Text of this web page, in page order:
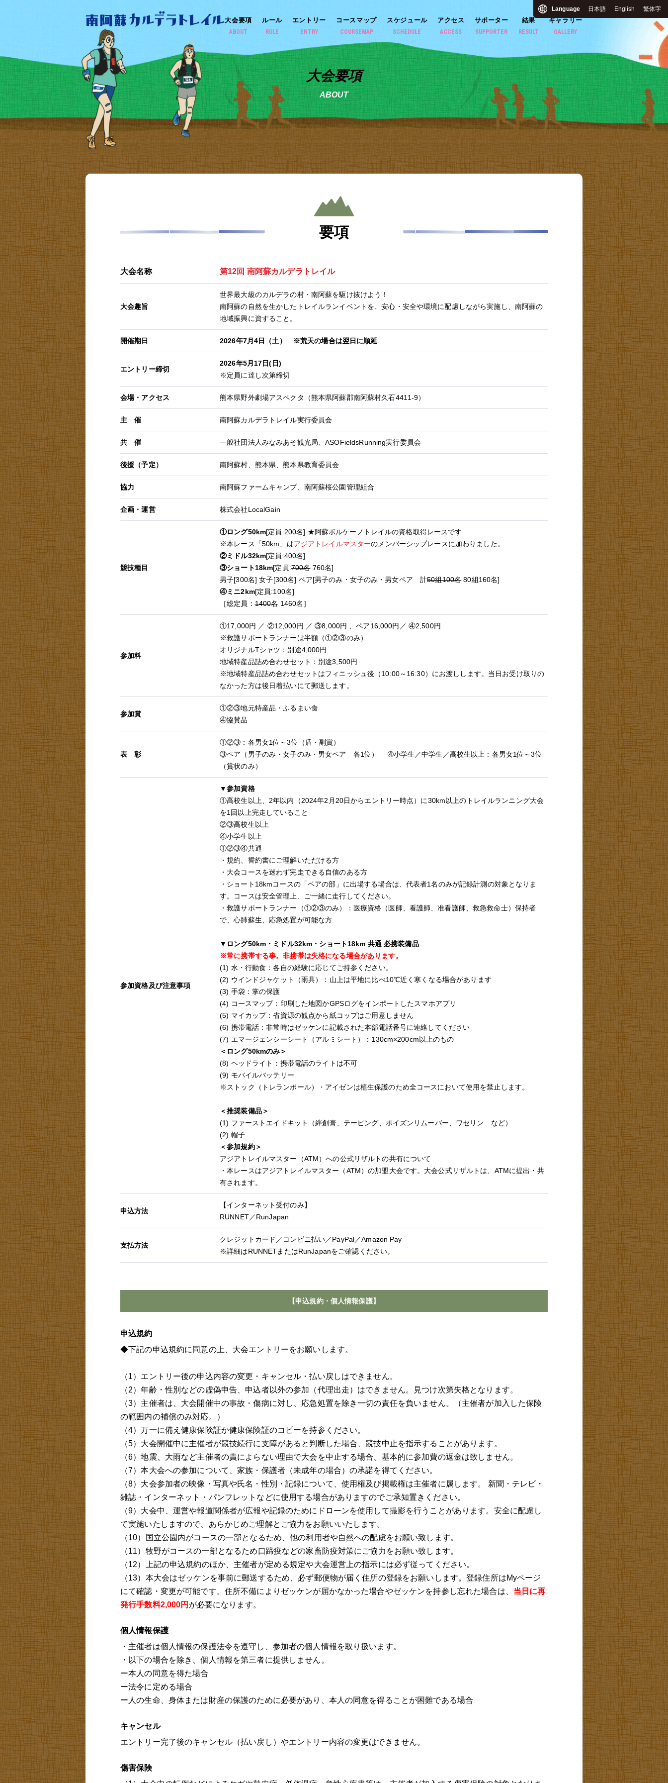
大会要項
ABOUT
ルール
RULE
エントリー
ENTRY
コースマップ
COURSEMAP
スケジュール
SCHEDULE
アクセス
ACCESS
サポーター
SUPPORTER
結果
RESULT
ギャラリー
GALLERY
Language 日本語 English 繁体字
大会要項
ABOUT
要項
大会名称 第12回 南阿蘇カルデラトレイル
大会趣旨
世界最大級のカルデラの村・南阿蘇を駆け抜けよう！
南阿蘇の自然を生かしたトレイルランイベントを、安心・安全や環境に配慮しながら実施し、南阿蘇の
地域振興に資すること。
開催期日 2026年7月4日（土） ※荒天の場合は翌日に順延
エントリー締切
2026年5月17日(日)
※定員に達し次第締切
会場・アクセス 熊本県野外劇場アスペクタ（熊本県阿蘇郡南阿蘇村久石4411-9）
主 催 南阿蘇カルデラトレイル実行委員会
共 催 一般社団法人みなみあそ観光局、ASOFieldsRunning実行委員会
後援（予定） 南阿蘇村、熊本県、熊本県教育委員会
協力 南阿蘇ファームキャンプ、南阿蘇桜公園管理組合
企画・運営 株式会社LocalGain
競技種目
①ロング50km[定員:200名] ★阿蘇ボルケーノトレイルの資格取得レースです
※本レース「50km」はアジアトレイルマスターのメンバーシップレースに加わりました。
②ミドル32km[定員:400名]
③ショート18km[定員:700名760名]
男子[300名] 女子[300名] ペア[男子のみ・女子のみ・男女ペア 計50組100名80組160名]
④ミニ2km[定員:100名]
［総定員：1400名1460名］
参加料
①17,000円 ／ ②12,000円 ／ ③8,000円 、ペア16,000円／ ④2,500円
※救護サポートランナーは半額（①②③のみ）
オリジナルTシャツ：別途4,000円
地域特産品詰め合わせセット：別途3,500円
※地域特産品詰め合わせセットはフィニッシュ後（10:00～16:30）にお渡しします。当日お受け取りの
なかった方は後日着払いにて郵送します。
参加賞
①②③地元特産品・ふるまい食
④協賛品
表 彰
①②③：各男女1位～3位（盾・副賞）
③ペア（男子のみ・女子のみ・男女ペア 各1位） ➃小学生／中学生／高校生以上：各男女1位～3位
（賞状のみ）
参加資格及び注意事項
▼参加資格
①高校生以上、2年以内（2024年2月20日からエントリー時点）に30km以上のトレイルランニング大会
を1回以上完走していること
②③高校生以上
④小学生以上
①②③④共通
・規約、誓約書にご理解いただける方
・大会コースを迷わず完走できる自信のある方
・ショート18kmコースの「ペアの部」に出場する場合は、代表者1名のみが記録計測の対象となりま
す。コースは安全管理上、ご一緒に走行してください。
・救護サポートランナー（①②③のみ）：医療資格（医師、看護師、准看護師、救急救命士）保持者
で、心肺蘇生、応急処置が可能な方
▼ロング50km・ミドル32km・ショート18km 共通 必携装備品
※常に携帯する事。非携帯は失格になる場合があります。
(1) 水・行動食：各自の経験に応じてご持参ください。
(2) ウインドジャケット（雨具）：山上は平地に比べ10℃近く寒くなる場合があります
(3) 手袋：掌の保護
(4) コースマップ：印刷した地図かGPSログをインポートしたスマホアプリ
(5) マイカップ：省資源の観点から紙コップはご用意しません
(6) 携帯電話：非常時はゼッケンに記載された本部電話番号に連絡してください
(7) エマージェンシーシート（アルミシート）：130cm×200cm以上のもの
＜ロング50kmのみ＞
(8) ヘッドライト：携帯電話のライトは不可
(9) モバイルバッテリー
※ストック（トレランポール）・アイゼンは植生保護のため全コースにおいて使用を禁止します。
＜推奨装備品＞
(1) ファーストエイドキット（絆創膏、テーピング、ポイズンリムーバー、ワセリン など）
(2) 帽子
＜参加規約＞
アジアトレイルマスター（ATM）への公式リザルトの共有について
・本レースはアジアトレイルマスター（ATM）の加盟大会です。大会公式リザルトは、ATMに提出・共
有されます。
申込方法
【インターネット受付のみ】
RUNNET／RunJapan
支払方法
クレジットカード／コンビニ払い／PayPal／Amazon Pay
※詳細はRUNNETまたはRunJapanをご確認ください。
【申込規約・個人情報保護】
申込規約
◆下記の申込規約に同意の上、大会エントリーをお願いします。
（1）エントリー後の申込内容の変更・キャンセル・払い戻しはできません。
（2）年齢・性別などの虚偽申告、申込者以外の参加（代理出走）はできません。見つけ次第失格となります。
（3）主催者は、大会開催中の事故・傷病に対し、応急処置を除き一切の責任を負いません。（主催者が加入した保険
の範囲内の補償のみ対応。）
（4）万一に備え健康保険証か健康保険証のコピーを持参ください。
（5）大会開催中に主催者が競技続行に支障があると判断した場合、競技中止を指示することがあります。
（6）地震、大雨など主催者の責によらない理由で大会を中止する場合、基本的に参加費の返金は致しません。
（7）本大会への参加について、家族・保護者（未成年の場合）の承諾を得てください。
（8）大会参加者の映像・写真や氏名・性別・記録について、使用権及び掲載権は主催者に属します。 新聞・テレビ・
雑誌・インターネット・パンフレットなどに使用する場合がありますのでご承知置きください。
（9）大会中、運営や報道関係者が広報や記録のためにドローンを使用して撮影を行うことがあります。安全に配慮し
て実施いたしますので、あらかじめご理解とご協力をお願いいたします。
（10）国立公園内がコースの一部となるため、他の利用者や自然への配慮をお願い致します。
（11）牧野がコースの一部となるため口蹄疫などの家畜防疫対策にご協力をお願い致します。
（12）上記の申込規約のほか、主催者が定める規定や大会運営上の指示には必ず従ってください。
（13）本大会はゼッケンを事前に郵送するため、必ず郵便物が届く住所の登録をお願いします。登録住所はMyページ
にて確認・変更が可能です。住所不備によりゼッケンが届かなかった場合やゼッケンを持参し忘れた場合は、 当日に再
発行手数料2,000円 が必要になります。
個人情報保護
・主催者は個人情報の保護法令を遵守し、参加者の個人情報を取り扱います。
・以下の場合を除き、個人情報を第三者に提供しません。
ー本人の同意を得た場合
ー法令に定める場合
ー人の生命、身体または財産の保護のために必要があり、本人の同意を得ることが困難である場合
キャンセル
エントリー完了後のキャンセル（払い戻し）やエントリー内容の変更はできません。
傷害保険